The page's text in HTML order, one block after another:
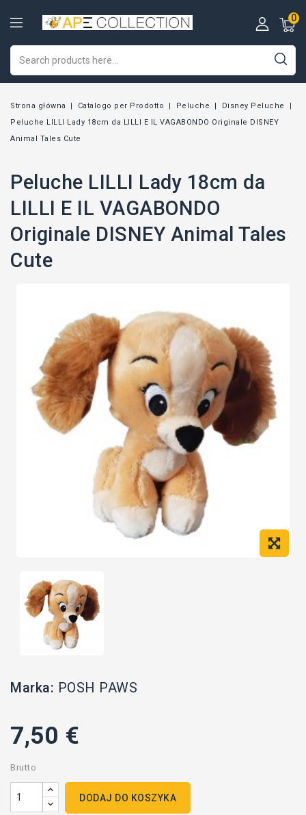
0
Strona główna Catalogo per Prodotto Peluche
Disney Peluche
Peluche LILLI Lady 18cm da LILLI E IL VAGABONDO Originale DISNEY
Animal Tales Cute
Peluche LILLI Lady 18cm da
LILLI E IL VAGABONDO
Originale DISNEY Animal Tales
Cute
Marka: POSH PAWS
7,50 €
Brutto
DODAJ DO KOSZYKA